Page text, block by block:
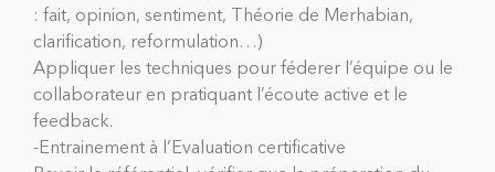
: fait, opinion, sentiment, Théorie de Merhabian,
clarification, reformulation…)
Appliquer les techniques pour féderer l’équipe ou le
collaborateur en pratiquant l’écoute active et le
feedback.
-Entrainement à l’Evaluation certificative